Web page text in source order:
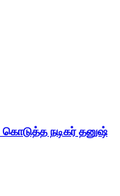
நடிகர் தனுஷ்